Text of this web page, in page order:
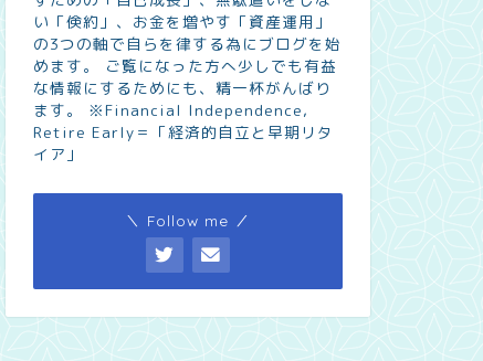
い「倹約」、お金を増やす「資産運用」
の3つの軸で自らを律する為にブログを始
めます。 ご覧になった方へ少しでも有益
な情報にするためにも、精一杯がんばり
ます。 ※Financial Independence,
Retire Early＝「経済的自立と早期リタ
イア」
＼ Follow me ／